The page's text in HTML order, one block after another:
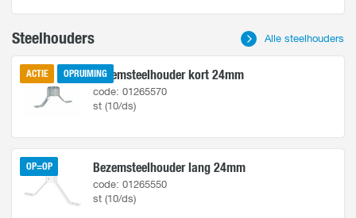
Steelhouders Alle steelhouders
ACTIE OPRUIMINGBezemsteelhouder kort 24mm
code: 01265570
st (10/ds)
OP=OP Bezemsteelhouder lang 24mm
code: 01265550
st (10/ds)